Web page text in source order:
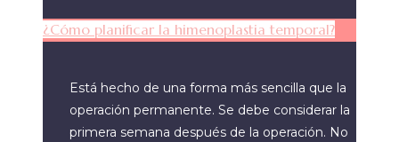
¿Cómo planificar la himenoplastia temporal?
Está hecho de una forma más sencilla que la
operación permanente. Se debe considerar la
primera semana después de la operación. No